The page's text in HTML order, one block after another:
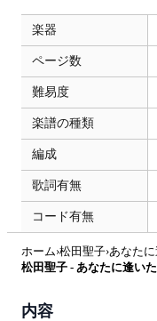
楽器
ページ数
難易度
楽譜の種類
編成
歌詞有無
コード有無
ホーム›松田聖子›
内容